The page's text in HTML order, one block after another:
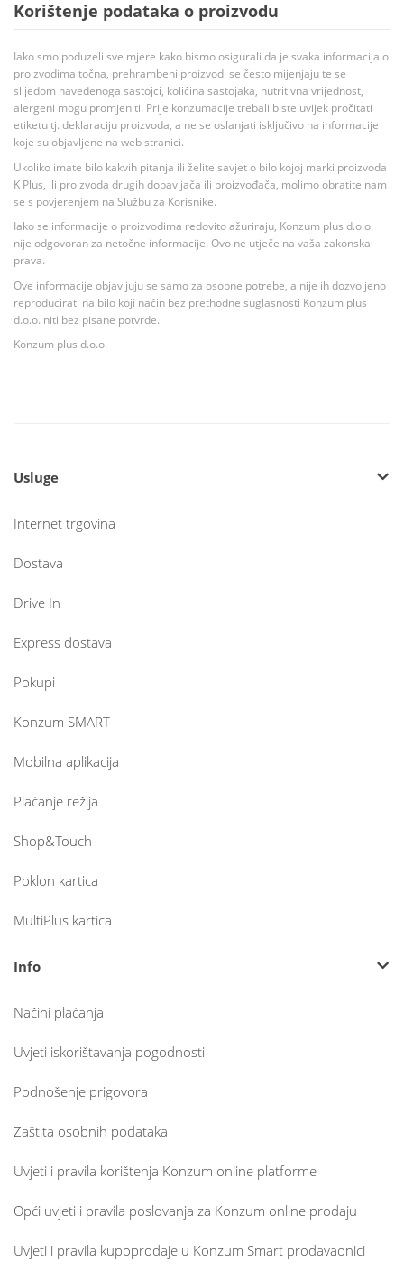
Korištenje podataka o proizvodu
Iako smo poduzeli sve mjere kako bismo osigurali da je svaka informacija o
proizvodima točna, prehrambeni proizvodi se često mijenjaju te se
slijedom navedenoga sastojci, količina sastojaka, nutritivna vrijednost,
alergeni mogu promjeniti. Prije konzumacije trebali biste uvijek pročitati
etiketu tj. deklaraciju proizvoda, a ne se oslanjati isključivo na informacije
koje su objavljene na web stranici.
Ukoliko imate bilo kakvih pitanja ili želite savjet o bilo kojoj marki proizvoda
K Plus, ili proizvoda drugih dobavljača ili proizvođača, molimo obratite nam
se s povjerenjem na Službu za Korisnike.
Iako se informacije o proizvodima redovito ažuriraju, Konzum plus d.o.o.
nije odgovoran za netočne informacije. Ovo ne utječe na vaša zakonska
prava.
Ove informacije objavljuju se samo za osobne potrebe, a nije ih dozvoljeno
reproducirati na bilo koji način bez prethodne suglasnosti Konzum plus
d.o.o. niti bez pisane potvrde.
Konzum plus d.o.o.
Usluge
Internet trgovina
Dostava
Drive In
Express dostava
Pokupi
Konzum SMART
Mobilna aplikacija
Plaćanje režija
Shop&Touch
Poklon kartica
MultiPlus kartica
Info
Načini plaćanja
Uvjeti iskorištavanja pogodnosti
Podnošenje prigovora
Zaštita osobnih podataka
Uvjeti i pravila korištenja Konzum online platforme
Opći uvjeti i pravila poslovanja za Konzum online prodaju
Uvjeti i pravila kupoprodaje u Konzum Smart prodavaonici